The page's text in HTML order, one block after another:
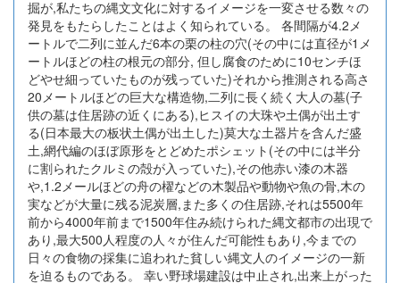
掘が,私たちの縄文文化に対するイメージを一変させる数々の
発見をもたらしたことはよく知られている。 各間隔が4.2メ
ートルで二列に並んだ6本の栗の柱の穴(その中には直径が1メ
ートルほどの柱の根元の部分, 但し腐食のために10センチほ
どやせ細っていたものが残っていた)それから推測される高さ
20メートルほどの巨大な構造物,二列に長く続く大人の墓(子
供の墓は住居跡の近くにある),ヒスイの大珠や土偶が出土す
る(日本最大の板状土偶が出土した)莫大な土器片を含んだ盛
土,網代編のほぼ原形をとどめたポシェット(その中には半分
に割られたクルミの殻が入っていた),その他赤い漆の木器
や,1.2メールほどの舟の櫂などの木製品や動物や魚の骨,木の
実などが大量に残る泥炭層,また多くの住居跡,それは5500年
前から4000年前まで1500年住み続けられた縄文都市の出現で
あり,最大500人程度の人々が住んだ可能性もあり,今までの
日々の食物の採集に追われた貧しい縄文人のイメージの一新
を迫るものである。 幸い野球場建設は中止され,出来上がった